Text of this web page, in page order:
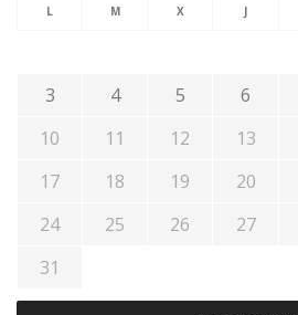
L M X J
3
4 5 6
10
11 12 13
17
18 19 20
24
25 26 27
31